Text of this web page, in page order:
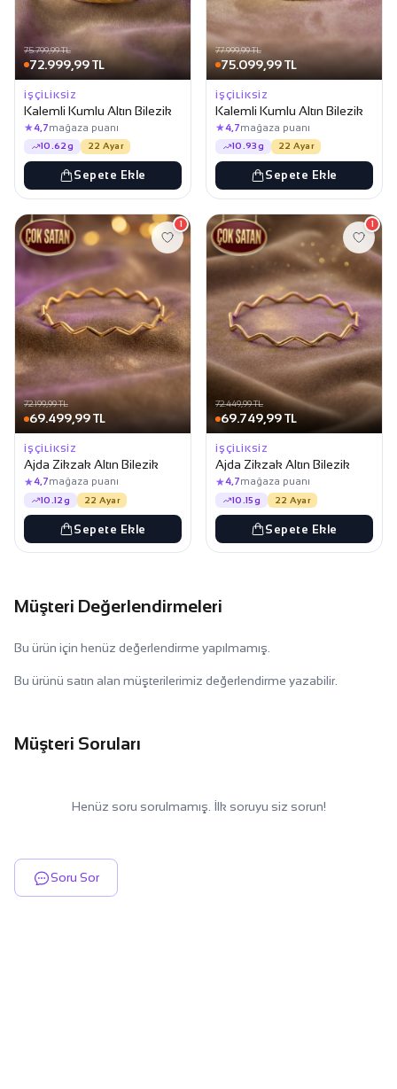
75.799,99 TL
72.999,99 TL
İŞÇILIKSIZ
Kalemli Kumlu Altın Bilezik
★4,7mağaza puanı
10.62g 22 Ayar
Sepete Ekle
77.999,99 TL
75.099,99 TL
İŞÇILIKSIZ
Kalemli Kumlu Altın Bilezik
★4,7mağaza puanı
10.93g 22 Ayar
Sepete Ekle
72.199,99 TL
69.499,99 TL
1
İŞÇILIKSIZ
Ajda Zikzak Altın Bilezik
★4,7mağaza puanı
10.12g 22 Ayar
Sepete Ekle
72.449,99 TL
69.749,99 TL
1
İŞÇILIKSIZ
Ajda Zikzak Altın Bilezik
★4,7mağaza puanı
10.15g 22 Ayar
Sepete Ekle
Müşteri Değerlendirmeleri
Bu ürün için henüz değerlendirme yapılmamış.
Bu ürünü satın alan müşterilerimiz değerlendirme yazabilir.
Müşteri Soruları
Henüz soru sorulmamış. İlk soruyu siz sorun!
Soru Sor